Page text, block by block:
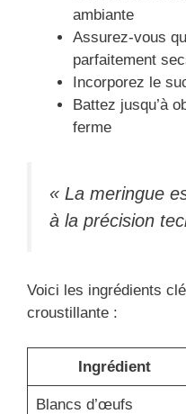
ambiante
Assurez-vous
parfaitement
Incorporez le
Battez jusqu’à
ferme
« La meringue
à la précision
Voici les ingrédients
croustillante :
Ingrédient
Blancs d’œufs